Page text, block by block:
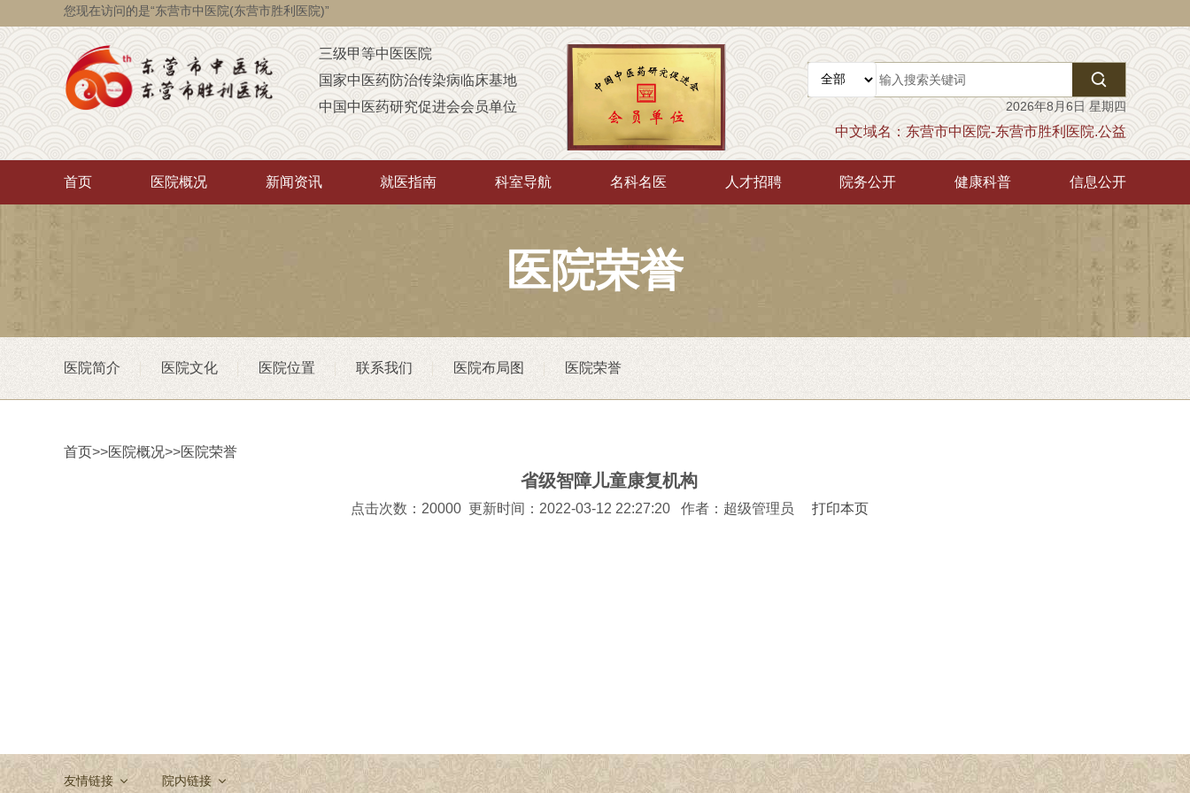
您现在访问的是“东营市中医院(东营市胜利医院)”
三级甲等中医医院
国家中医药防治传染病临床基地
中国中医药研究促进会会员单位
省级智障儿童康复机构
山东省AAA级定点医疗机构
首批省卫生厅“优质护理服务示范工程”
潍坊医学院（非直属）附属医院
2026年8月6日 星期四

中文域名：东营市中医院-东营市胜利医院.公益
首页 医院概况 新闻资讯 就医指南 科室导航 名科名医 人才招聘 院务公开 健康科普 信息公开
医院荣誉
医院简介 医院文化 医院位置 联系我们 医院布局图 医院荣誉
首页>>医院概况>>医院荣誉
省级智障儿童康复机构
点击次数：20000 更新时间：2022-03-12 22:27:20 作者：超级管理员 打印本页
友情链接 院内链接